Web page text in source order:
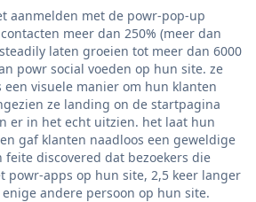
aanmelden met de powr-pop-up
meer dan 250% (meer dan
laten groeien tot meer dan 6000
powr social voeden op hun site. ze
visuele manier om hun klanten
ze landing on de startpagina
er in het echt uitzien. het laat hun
gaf klanten naadloos een geweldige
discovered dat bezoekers die
powr-apps op hun site, 2,5 keer langer
andere persoon op hun site.